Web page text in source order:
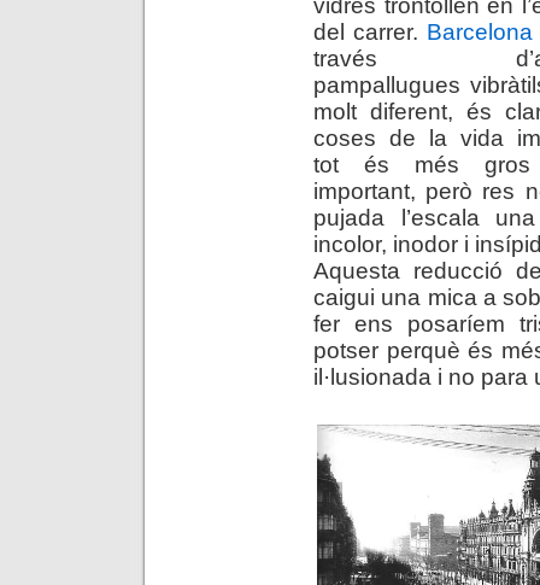
del carrer. Barcelona
través
pampallugues
molt diferent, és
coses de la vida
tot és més
important, però res
pujada l’escala
incolor, inodor i
Aquesta reducció
caigui una mica a
fer ens posaríem
potser perquè és
il·lusionada i no